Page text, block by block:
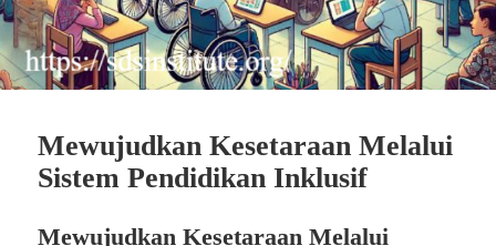
Mewujudkan Kesetaraan Melalui
Sistem Pendidikan Inklusif
Mewujudkan Kesetaraan Melalui